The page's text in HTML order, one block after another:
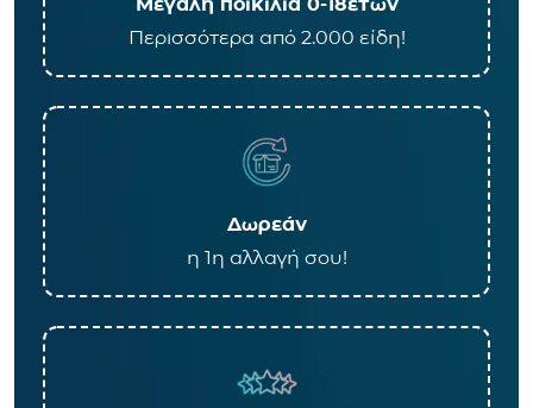
Περισσότερα από 2.000 είδη!
Δωρεάν
η 1η αλλαγή σου!